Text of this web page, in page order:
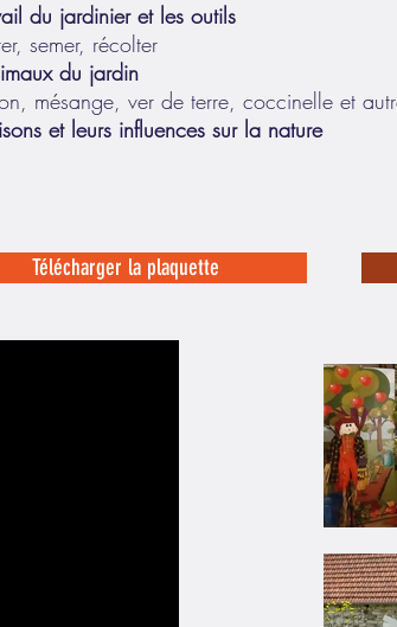
du jardinier et les outils
semer, récolter
du jardin
mésange, ver de terre, coccinelle et
et leurs influences sur la nature
Télécharger la plaquette